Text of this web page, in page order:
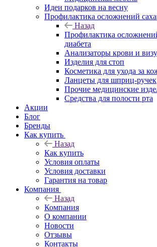
Идеи подарков на весну
Профилактика осложнений
Назад
Профилактика
диабета
Анализаторы крови и
Изделия для стоп
Косметика для ухода за
Ланцеты для шприц-ручек
Прочие медицинские
Средства для полости рта
Акции
Блог
Бренды
Как купить
Назад
Как купить
Условия оплаты
Условия доставки
Гарантия на товар
Компания
Назад
Компания
О компании
Новости
Отзывы
Контакты